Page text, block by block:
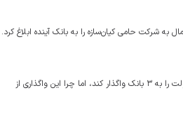
شرکت حامی کیان‌سازه را به بانک آینده ابلاغ کرد.
هیات وزیران تصمیم گرفته که برای تامین مالی طرح یارانه کالاهای اساسی سهام دولت را به ۳ بانک واگذار کند، اما چرا این واگذاری از